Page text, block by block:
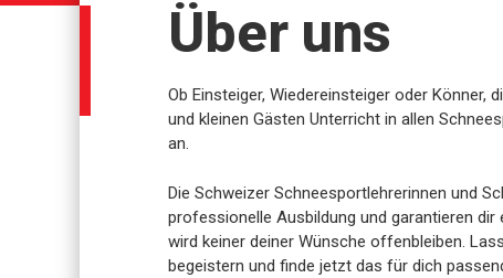
Über uns
Ob Einsteiger, Wiedereinsteiger oder Könner,
und kleinen Gästen Unterricht in allen
an.
Die Schweizer Schneesportlehrerinnen und
professionelle Ausbildung und garantieren
wird keiner deiner Wünsche offenbleiben.
begeistern und finde jetzt das für dich